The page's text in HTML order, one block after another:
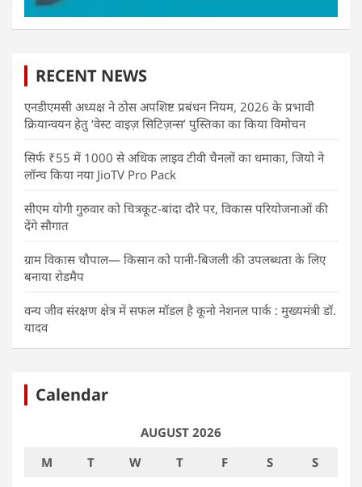
RECENT NEWS
एनडीएमसी अध्यक्ष ने ठोस अपशिष्ट प्रबंधन नियम, 2026 के प्रभावी
क्रियान्वयन हेतु ‘वेस्ट वाइज़ सिटिज़न्स’ पुस्तिका का किया विमोचन
सिर्फ ₹55 में 1000 से अधिक लाइव टीवी चैनलों का धमाका, जियो ने
लॉन्च किया नया JioTV Pro Pack
सीएम योगी गुरुवार को चित्रकूट-बांदा दौरे पर, विकास परियोजनाओं की
देंगे सौगात
ग्राम विकास चौपाल— किसान को पानी-बिजली की उपलब्धता के लिए
बनाया रोडमैप
वन्य जीव संरक्षण क्षेत्र में सफल मॉडल है कूनो नेशनल पार्क : मुख्यमंत्री डॉ.
यादव
Calendar
AUGUST 2026
M
T W T F S
S